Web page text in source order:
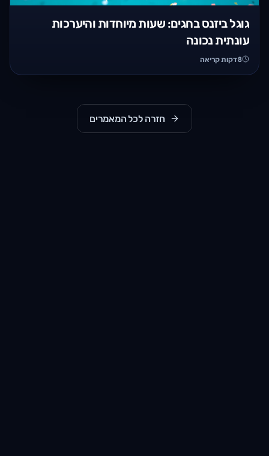
גוגל ביזנס בחגים: שעות מיוחדות והיערכות
עונתית נכונה
8דקות קריאה
חזרה לכל המאמרים